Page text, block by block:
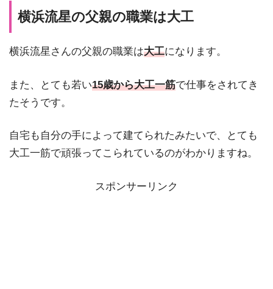
横浜流星の父親の職業は大工
横浜流星さんの父親の職業は大工になります。
また、とても若い15歳から大工一筋で仕事をされてき
たそうです。
自宅も自分の手によって建てられたみたいで、とても
大工一筋で頑張ってこられているのがわかりますね。
スポンサーリンク